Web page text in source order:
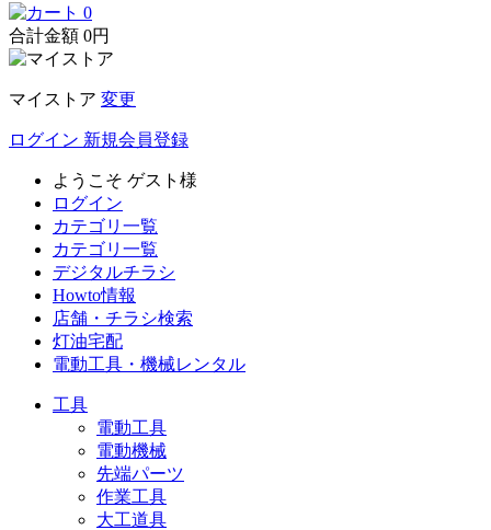
0
合計金額 0円
マイストア 変更
ログイン 新規会員登録
ようこそ ゲスト様
ログイン
カテゴリ一覧
カテゴリ一覧
デジタルチラシ
Howto情報
店舗・チラシ検索
灯油宅配
電動工具・機械レンタル
工具
電動工具
電動機械
先端パーツ
作業工具
大工道具